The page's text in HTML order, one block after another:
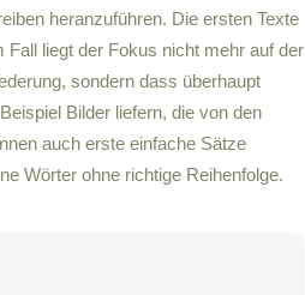
heranzuführen. Die ersten Texte
liegt der Fokus nicht mehr auf der
sondern dass überhaupt
Bilder liefern, die von den
auch erste einfache Sätze
Wörter ohne richtige Reihenfolge.